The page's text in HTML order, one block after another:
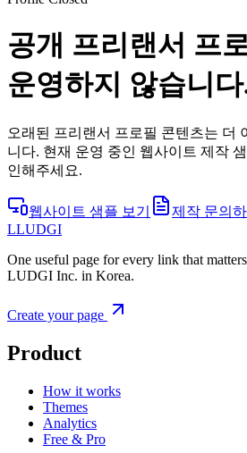
공개 프리랜서 프
운영하지 않습니
오래된 프리랜서 프로필 콘텐츠는 더
니다. 현재 운영 중인 웹사이트 제작
인해주세요.
웹사이트 샘플 보기
제작 문의하
LLUDGI
One useful page for every link that
LUDGI Inc. in Korea.
Create your page
Product
How it works
Themes
Analytics
Free & Pro